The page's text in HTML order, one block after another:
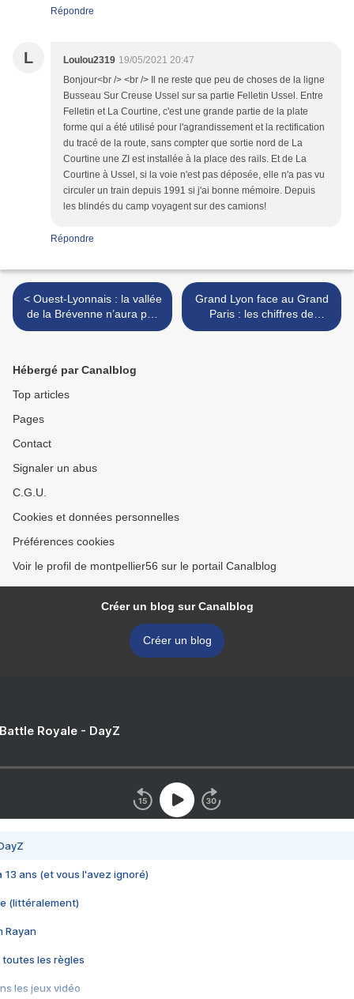
Répondre
L Loulou2319 19/05/2021 20:47
Bonjour<br /> <br /> Il ne reste que peu de choses de la ligne
Busseau Sur Creuse Ussel sur sa partie Felletin Ussel. Entre
Felletin et La Courtine, c'est une grande partie de la plate
forme qui a été utilisé pour l'agrandissement et la rectification
du tracé de la route, sans compter que sortie nord de La
Courtine une ZI est installée à la place des rails. Et de La
Courtine à Ussel, si la voie n'est pas déposée, elle n'a pas vu
circuler un train depuis 1991 si j'ai bonne mémoire. Depuis
les blindés du camp voyagent sur des camions!
Répondre
< Ouest-Lyonnais : la vallée
de la Brévenne n’aura pas
de voyageurs et perd son
Grand Lyon face au Grand
Paris : les chiffres de
l’ultracentralisation
Hébergé par Canalblog
Top articles
Pages
Contact
Signaler un abus
C.G.U.
Cookies et données personnelles
Préférences cookies
Voir le profil de montpellier56 sur le portail Canalblog
Créer un blog sur Canalblog
Créer un blog
Royale - DayZ
13 ans (et vous l'avez ignoré)
(littéralement)
Rayan
toutes les règles
les jeux vidéo